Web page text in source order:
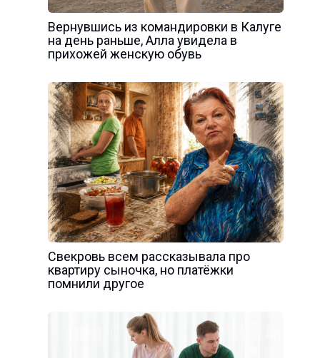
Вернувшись из командировки в Калуге
на день раньше, Алла увидела в
прихожей женскую обувь
Свекровь всем рассказывала про
квартиру сыночка, но платёжки
помнили другое